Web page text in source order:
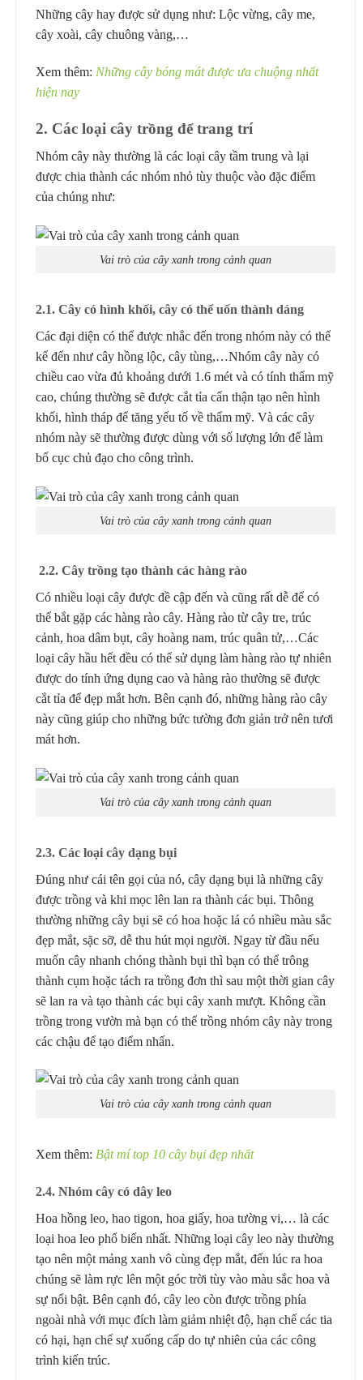
Những cây hay được sử dụng như: Lộc vừng, cây me,
cây xoài, cây chuông vàng,…
Xem thêm: Những cây bóng mát được ưa chuộng nhất
hiện nay
2. Các loại cây trồng để trang trí
Nhóm cây này thường là các loại cây tầm trung và lại
được chia thành các nhóm nhỏ tùy thuộc vào đặc điểm
của chúng như:
Vai trò của cây xanh trong cảnh quan
2.1. Cây có hình khối, cây có thể uốn thành dáng
Các đại diện có thể được nhắc đến trong nhóm này có thể
kể đến như cây hồng lộc, cây tùng,…Nhóm cây này có
chiều cao vừa đủ khoảng dưới 1.6 mét và có tính thẩm mỹ
cao, chúng thường sẽ được cắt tỉa cẩn thận tạo nên hình
khối, hình tháp để tăng yếu tố về thẩm mỹ. Và các cây
nhóm này sẽ thường được dùng với số lượng lớn để làm
bố cục chủ đạo cho công trình.
Vai trò của cây xanh trong cảnh quan
2.2. Cây trồng tạo thành các hàng rào
Có nhiều loại cây được đề cập đến và cũng rất dễ để có
thể bắt gặp các hàng rào cây. Hàng rào từ cây tre, trúc
cảnh, hoa dâm bụt, cây hoàng nam, trúc quân tử,…Các
loại cây hầu hết đều có thể sử dụng làm hàng rào tự nhiên
được do tính ứng dụng cao và hàng rào thường sẽ được
cắt tỉa để đẹp mắt hơn. Bên cạnh đó, những hàng rào cây
này cũng giúp cho những bức tường đơn giản trở nên tươi
mát hơn.
Vai trò của cây xanh trong cảnh quan
2.3. Các loại cây dạng bụi
Đúng như cái tên gọi của nó, cây dạng bụi là những cây
được trồng và khi mọc lên lan ra thành các bụi. Thông
thường những cây bụi sẽ có hoa hoặc lá có nhiều màu sắc
đẹp mắt, sặc sỡ, dễ thu hút mọi người. Ngay từ đầu nếu
muốn cây nhanh chóng thành bụi thì bạn có thể trông
thành cụm hoặc tách ra trồng đơn thì sau một thời gian cây
sẽ lan ra và tạo thành các bụi cây xanh mượt. Không cần
trồng trong vườn mà bạn có thể trồng nhóm cây này trong
các chậu để tạo điểm nhấn.
Vai trò của cây xanh trong cảnh quan
Xem thêm: Bật mí top 10 cây bụi đẹp nhất
2.4. Nhóm cây có dây leo
Hoa hồng leo, hao tigon, hoa giấy, hoa tường vi,… là các
loại hoa leo phổ biến nhất. Những loại cây leo này thường
tạo nên một mảng xanh vô cùng đẹp mắt, đến lúc ra hoa
chúng sẽ làm rực lên một góc trời tùy vào màu sắc hoa và
sự nổi bật. Bên cạnh đó, cây leo còn được trồng phía
ngoài nhà với mục đích làm giảm nhiệt độ, hạn chế các tia
có hại, hạn chế sự xuống cấp do tự nhiên của các công
trình kiến trúc.